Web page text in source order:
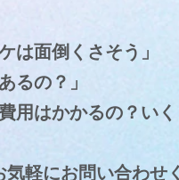
は面倒くさそう」
るの？」
用はかかるの？いく
軽にお問い合わせ